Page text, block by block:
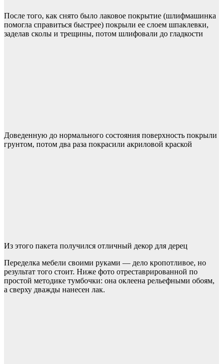
После того, как снято было лаковое покрытие (шлифмашинка
помогла справиться быстрее) покрыли ее слоем шпаклевки,
заделав сколы и трещины, потом шлифовали до гладкости
Доведенную до нормального состояния поверхность покрыли
грунтом, потом два раза покрасили акриловой краской
Из этого пакета получился отличный декор для дерец
Переделка мебели своими руками — дело кропотливое, но
результат того стоит. Ниже фото отреставрированной по
простой методике тумбочки: она оклеена рельефными обоям,
а сверху дважды нанесен лак.